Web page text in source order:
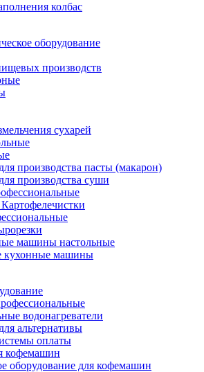
колбас
оборудование
производств
сухарей
производства пасты (макарон)
производства суши
машины настольные
кухонные машины
водонагреватели
альтернативы
оплаты
кофемашин
оборудование для кофемашин